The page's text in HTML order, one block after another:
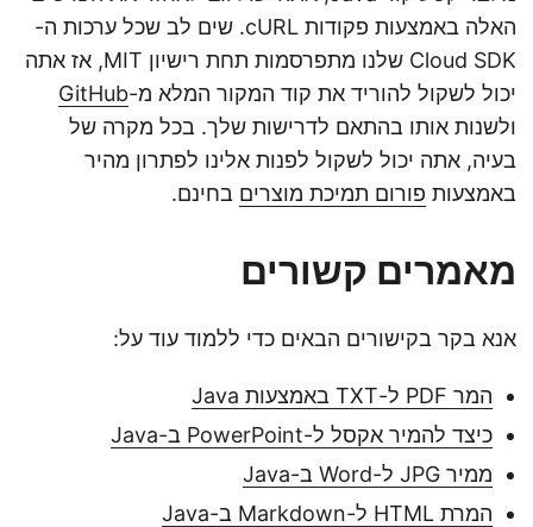
האלה באמצעות פקודות cURL. שים לב שכל ערכות ה-
Cloud SDK שלנו מתפרסמות תחת רישיון MIT, אז אתה
יכול לשקול להוריד את קוד המקור המלא מ-GitHub
ולשנות אותו בהתאם לדרישות שלך. בכל מקרה של
בעיה, אתה יכול לשקול לפנות אלינו לפתרון מהיר
באמצעותפורום תמיכת מוצריםבחינם.
מאמרים קשורים
אנא בקר בקישורים הבאים כדי ללמוד עוד על:
המר PDF ל-TXT באמצעות Java
כיצד להמיר אקסל ל-PowerPoint ב-Java
ממיר JPG ל-Word ב-Java
המרת HTML ל-Markdown ב-Java